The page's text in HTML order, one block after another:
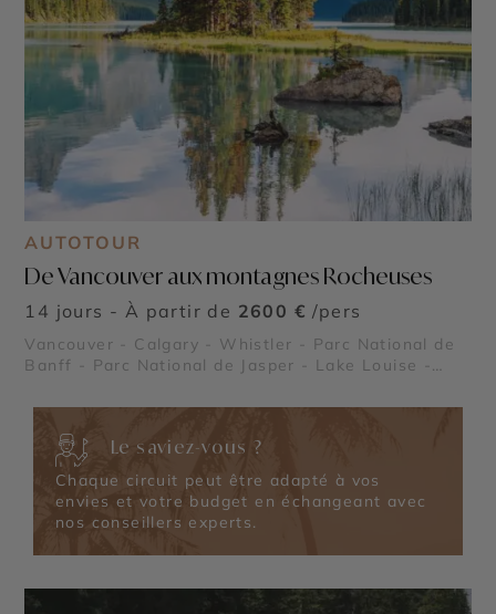
AUTOTOUR
De Vancouver aux montagnes Rocheuses
14 jours - À partir de 2600 € /pers
Vancouver - Calgary - Whistler - Parc National de
Banff - Parc National de Jasper - Lake Louise -
- Icefield Parkway - Glacier Athabasca - Rocheuses
Le saviez-vous ?
Chaque circuit peut être adapté à vos
envies et votre budget en échangeant avec
nos conseillers experts.